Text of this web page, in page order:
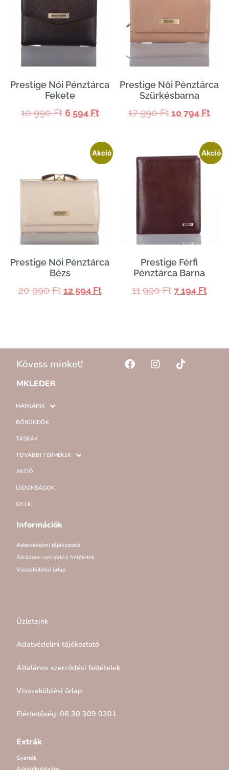
Prestige Női Pénztárca
Fekete
10 990Ft 6 594 Ft
Prestige Női Pénztárca
Szürkésbarna
17 990Ft 10 794 Ft
Akció
Prestige Női Pénztárca
Bézs
20 990Ft 12 594 Ft
Akció
Prestige Férfi
Pénztárca Barna
11 990Ft 7 194 Ft
Kövess minket!
MKLEDER
MÁRKÁINK
BŐRÖNDÖK
TÁSKÁK
TOVÁBBI TERMÉKEK
AKCIÓ
ÚJDONSÁGOK
GY.I.K.
Információk
Adatvédelmi tájékoztató
Általános szerződési feltételek
Visszaküldési űrlap
Üzleteink
Adatvédelmi tájékoztató
Általános szerződési feltételek
Visszaküldési űrlap
Elérhetőség: 06 30 309 0301
Extrák
Gyártók